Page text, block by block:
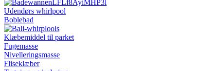
Udendørs whirlpool
Boblebad
Klæbemiddel til parket
Fugemasse
Nivelleringsmasse
Fliseklæber